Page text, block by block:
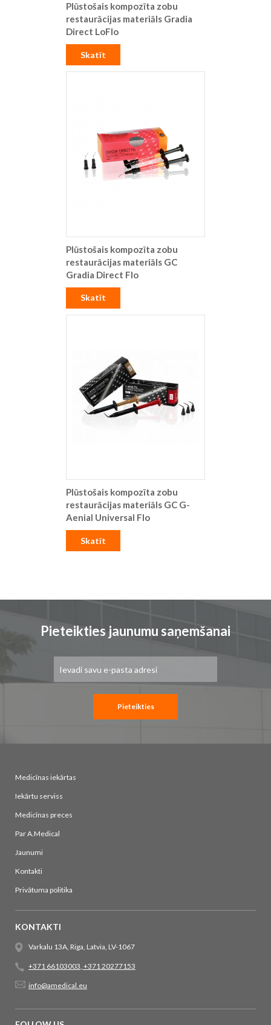
Plūstošais kompozīta zobu
restaurācijas materiāls Gradia
Direct LoFlo
Skatīt
Plūstošais kompozīta zobu
restaurācijas materiāls GC
Gradia Direct Flo
Skatīt
Plūstošais kompozīta zobu
restaurācijas materiāls GC G-
Aenial Universal Flo
Skatīt
Pieteikties jaunumu saņemšanai
saņemšanai:
Pieteikties
Medicīnas iekārtas
Iekārtu serviss
Medicīnas preces
Par A.Medical
Jaunumi
Kontakti
Privātuma politika
KONTAKTI
Varkalu 13A, Riga, Latvia, LV-1067
+371 66103003, +371 20277153
info@amedical.eu